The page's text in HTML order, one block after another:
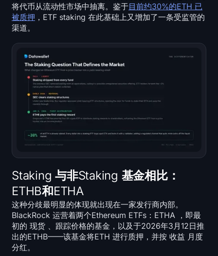
Open Interest
Rainbow Chart
Halving 倒计时
ETH Gas 追踪器
关于
将代币从流动性市场中抽离。鉴于目前约30%的ETH 已
被质押 ，ETF staking 在此基础上又增加了一条受监管的
渠道。
Staking 与非Staking 基金相比：
ETHB和ETHA
这种分歧最明显的体现就出现在一家发行商内部。
BlackRock 运营着两个Ethereum ETFs：ETHA ，即最
初的 现货 、跟踪价格的基金，以及于2026年3月12日推
出的ETHB——该基金将ETH 进行质押，并按 收益 月度
分红。